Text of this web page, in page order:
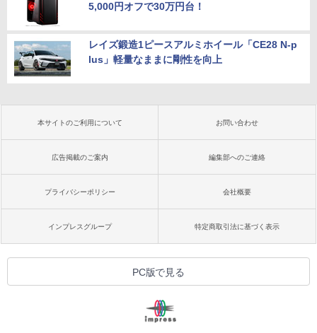
5,000円オフで30万円台！
レイズ鍛造1ピースアルミホイール「CE28 N-p
lus」軽量なままに剛性を向上
本サイトのご利用について お問い合わせ
広告掲載のご案内 編集部へのご連絡
プライバシーポリシー 会社概要
インプレスグループ 特定商取引法に基づく表示
PC版で見る